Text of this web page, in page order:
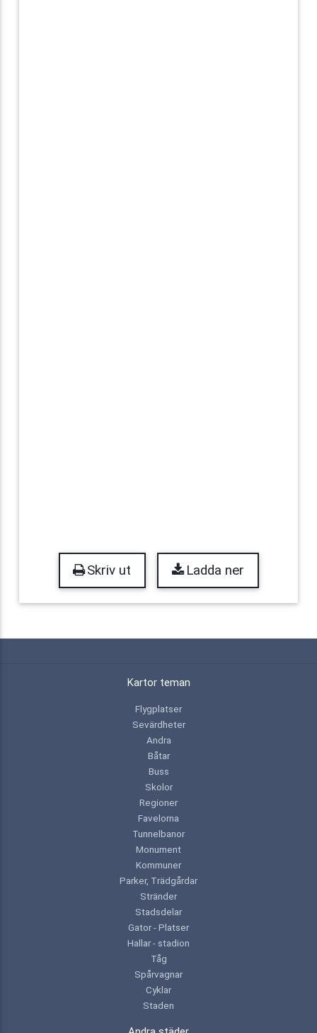
Skriv ut Ladda ner
Kartor teman
Flygplatser
Sevärdheter
Andra
Båtar
Buss
Skolor
Regioner
Favelorna
Tunnelbanor
Monument
Kommuner
Parker, Trädgårdar
Stränder
Stadsdelar
Gator - Platser
Hallar - stadion
Tåg
Spårvagnar
Cyklar
Staden